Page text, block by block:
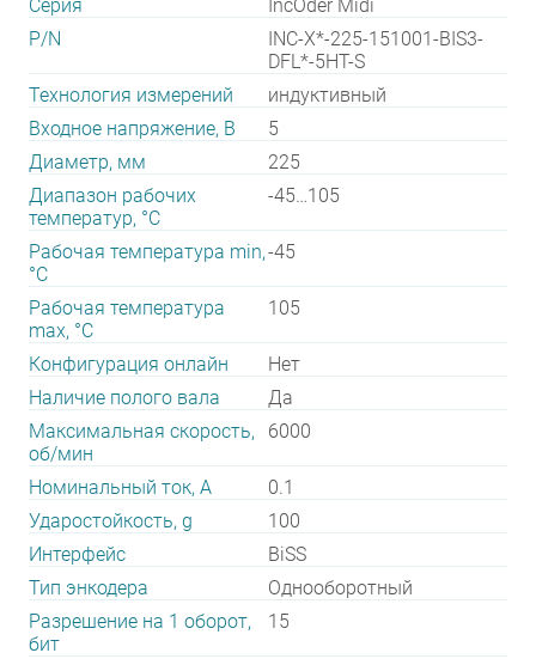
Серия
IncOder Midi
P/N
INC-X*-225-151001-BIS3-
DFL*-5HT-S
Технология измерений
индуктивный
Входное напряжение, В
5
Диаметр, мм
225
Диапазон рабочих
температур, °С
-45…105
Рабочая температура min,
°С
-45
Рабочая температура
max, °С
105
Конфигурация онлайн
Нет
Наличие полого вала
Да
Максимальная скорость,
об/мин
6000
Номинальный ток, А
0.1
Ударостойкость, g
100
Интерфейс
BiSS
Тип энкодера
Однооборотный
Разрешение на 1 оборот,
бит
15